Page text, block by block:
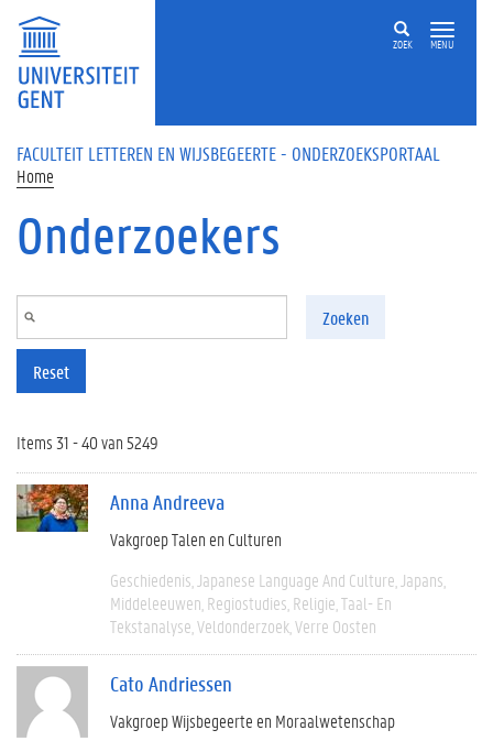
Overslaan en naar de inhoud gaan
ZOEK MENU
FACULTEIT LETTEREN EN WIJSBEGEERTE - ONDERZOEKSPORTAAL
Home
Onderzoekers
Zoeken
Reset
Items 31 - 40 van 5249
Anna Andreeva
Vakgroep Talen en Culturen
Geschiedenis Japanese Language And Culture Japans
Middeleeuwen Regiostudies Religie Taal- En
Tekstanalyse Veldonderzoek Verre Oosten
Cato Andriessen
Vakgroep Wijsbegeerte en Moraalwetenschap